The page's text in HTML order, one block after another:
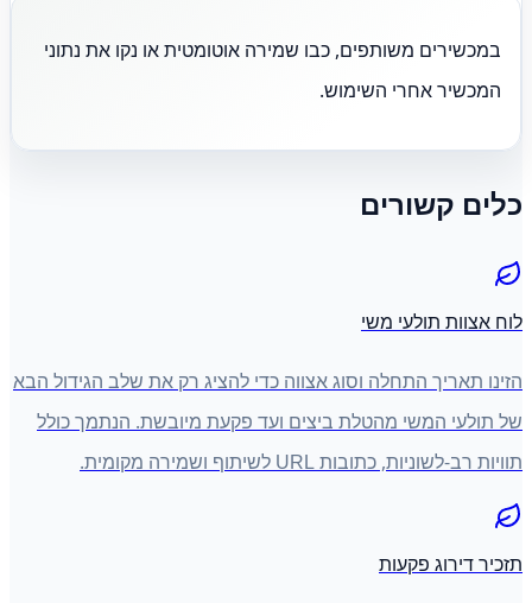
במכשירים משותפים, כבו שמירה אוטומטית או נקו את נתוני
המכשיר אחרי השימוש.
כלים קשורים
לוח אצוות תולעי משי
הזינו תאריך התחלה וסוג אצווה כדי להציג רק את שלב הגידול הבא
של תולעי המשי מהטלת ביצים ועד פקעת מיובשת. הנתמך כולל
תוויות רב-לשוניות, כתובות URL לשיתוף ושמירה מקומית.
תזכיר דירוג פקעות